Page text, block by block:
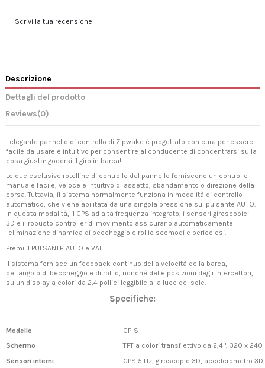
Scrivi la tua recensione
Descrizione
Dettagli del prodotto
Reviews(0)
L'elegante pannello di controllo di Zipwake è progettato con cura per essere
facile da usare e intuitivo per consentire al conducente di concentrarsi sulla
cosa giusta: godersi il giro in barca!
Le due esclusive rotelline di controllo del pannello forniscono un controllo
manuale facile, veloce e intuitivo di assetto, sbandamento o direzione della
corsa. Tuttavia, il sistema normalmente funziona in modalità di controllo
automatico, che viene abilitata da una singola pressione sul pulsante AUTO.
In questa modalità, il GPS ad alta frequenza integrato, i sensori giroscopici
3D e il robusto controller di movimento assicurano automaticamente
l'eliminazione dinamica di beccheggio e rollio scomodi e pericolosi.
Premi il PULSANTE AUTO e VAI!
Il sistema fornisce un feedback continuo della velocità della barca,
dell'angolo di beccheggio e di rollio, nonché delle posizioni degli intercettori,
su un display a colori da 2,4 pollici leggibile alla luce del sole.
Specifiche:
Modello
Schermo
Sensori interni
CP-S
TFT a colori transflettivo da 2,4 '', 320 x
GPS 5 Hz, giroscopio 3D, accelerometro